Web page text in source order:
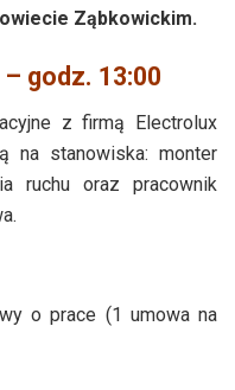
Ząbkowickim.
– godz. 13:00
z firmą Electrolux
na stanowiska: monter
ruchu oraz pracownik
o prace (1 umowa na